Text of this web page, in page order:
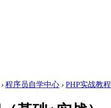
› 程序员自学中心 › PHP实战教程